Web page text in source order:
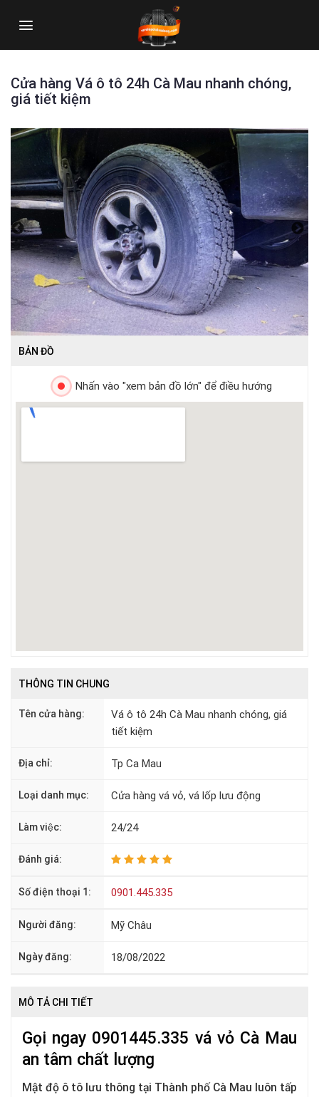
Cửa hàng Vá ô tô 24h Cà Mau nhanh chóng,
giá tiết kiệm
BẢN ĐỒ
Nhấn vào "xem bản đồ lớn" để điều hướng
THÔNG TIN CHUNG
Tên cửa hàng:
Vá ô tô 24h Cà Mau nhanh chóng, giá
tiết kiệm
Địa chỉ: Tp Ca Mau
Loại danh mục: Cửa hàng vá vỏ, vá lốp lưu động
Làm việc: 24/24
Đánh giá:
Số điện thoại 1: 0901.445.335
Người đăng: Mỹ Châu
Ngày đăng: 18/08/2022
MÔ TẢ CHI TIẾT
Gọi ngay 0901445.335 vá vỏ Cà Mau
an tâm chất lượng
Mật độ ô tô lưu thông tại Thành phố Cà Mau luôn tấp